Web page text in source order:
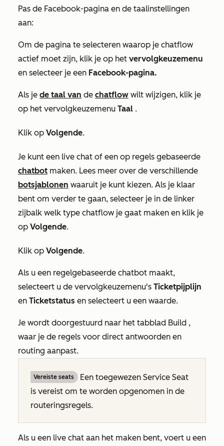
Pas de Facebook-pagina en de taalinstellingen
aan:
Om de pagina te selecteren waarop je chatflow
actief moet zijn, klik je op het vervolgkeuzemenu
en selecteer je een Facebook-pagina.
Als je de taal van de chatflow wilt wijzigen, klik je
op het vervolgkeuzemenu Taal .
Klik op Volgende.
Je kunt een live chat of een op regels gebaseerde
chatbot maken. Lees meer over de verschillende
botsjablonen waaruit je kunt kiezen. Als je klaar
bent om verder te gaan, selecteer je in de linker
zijbalk welk type chatflow je gaat maken en klik je
op Volgende.
Klik op Volgende.
Als u een regelgebaseerde chatbot maakt,
selecteert u de vervolgkeuzemenu's Ticketpijplijn
en Ticketstatus en selecteert u een waarde.
Je wordt doorgestuurd naar het tabblad Build ,
waar je de regels voor direct antwoorden en
routing aanpast.
Vereiste seats
Een toegewezen Service Seat
is vereist om te worden opgenomen in de
routeringsregels.
Als u een live chat aan het maken bent, voert u een